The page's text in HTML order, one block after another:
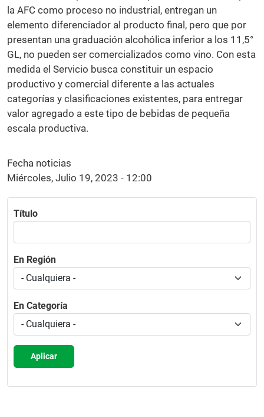
la AFC como proceso no industrial, entregan un
elemento diferenciador al producto final, pero que por
presentan una graduación alcohólica inferior a los 11,5°
GL, no pueden ser comercializados como vino. Con esta
medida el Servicio busca constituir un espacio
productivo y comercial diferente a las actuales
categorías y clasificaciones existentes, para entregar
valor agregado a este tipo de bebidas de pequeña
escala productiva.
Fecha noticias
Miércoles, Julio 19, 2023 - 12:00
Título
En Región
En Categoría
Aplicar